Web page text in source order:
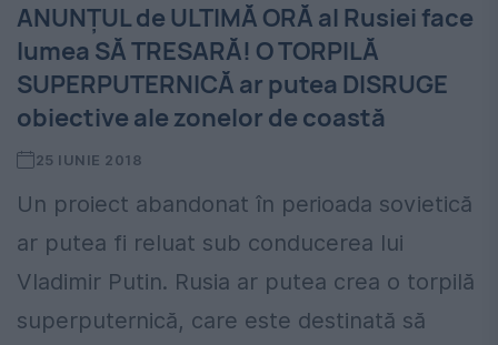
ANUNȚUL de ULTIMĂ ORĂ al Rusiei face
lumea SĂ TRESARĂ! O TORPILĂ
SUPERPUTERNICĂ ar putea DISRUGE
obiective ale zonelor de coastă
25 IUNIE 2018
Un proiect abandonat în perioada sovietică
ar putea fi reluat sub conducerea lui
Vladimir Putin. Rusia ar putea crea o torpilă
superputernică, care este destinată să